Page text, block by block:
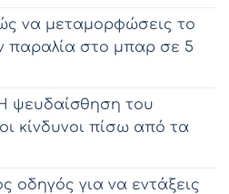
να μεταμορφώσεις το
παραλία στο μπαρ σε 5
ψευδαίσθηση του
κίνδυνοι πίσω από τα
οδηγός για να εντάξεις